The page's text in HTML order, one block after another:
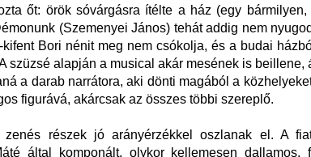
őt: örök sóvárgásra ítélte a ház (egy bármilyen,
(Szemenyei János) tehát addig nem
kifent Bori nénit meg nem csókolja, és a budai
szüzsé alapján a musical akár mesének is beillene,
a darab narrátora, aki dönti magából a
figurává, akárcsak az összes többi szereplő.
részek jó arányérzékkel oszlanak el. A
által komponált, olykor kellemesen dallamos,